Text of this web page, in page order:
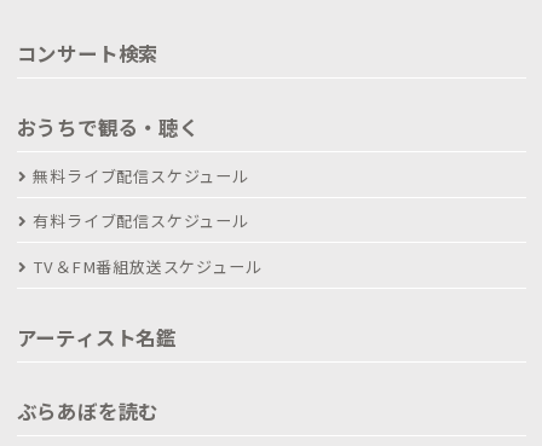
コンサート検索
おうちで観る・聴く
無料ライブ配信スケジュール
有料ライブ配信スケジュール
TV＆FM番組放送スケジュール
アーティスト名鑑
ぶらあぼを読む